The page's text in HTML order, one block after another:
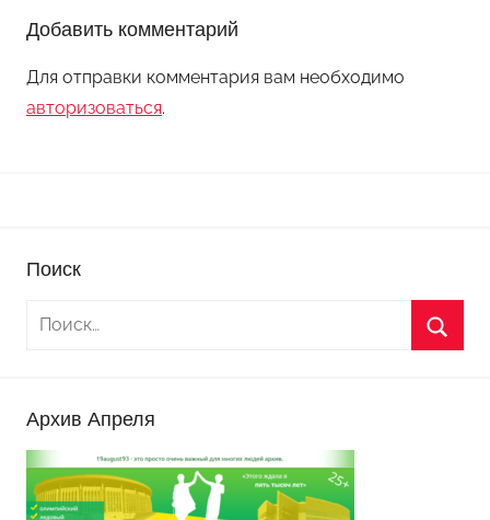
Добавить комментарий
Для отправки комментария вам необходимо
авторизоваться.
Поиск
Архив Апреля